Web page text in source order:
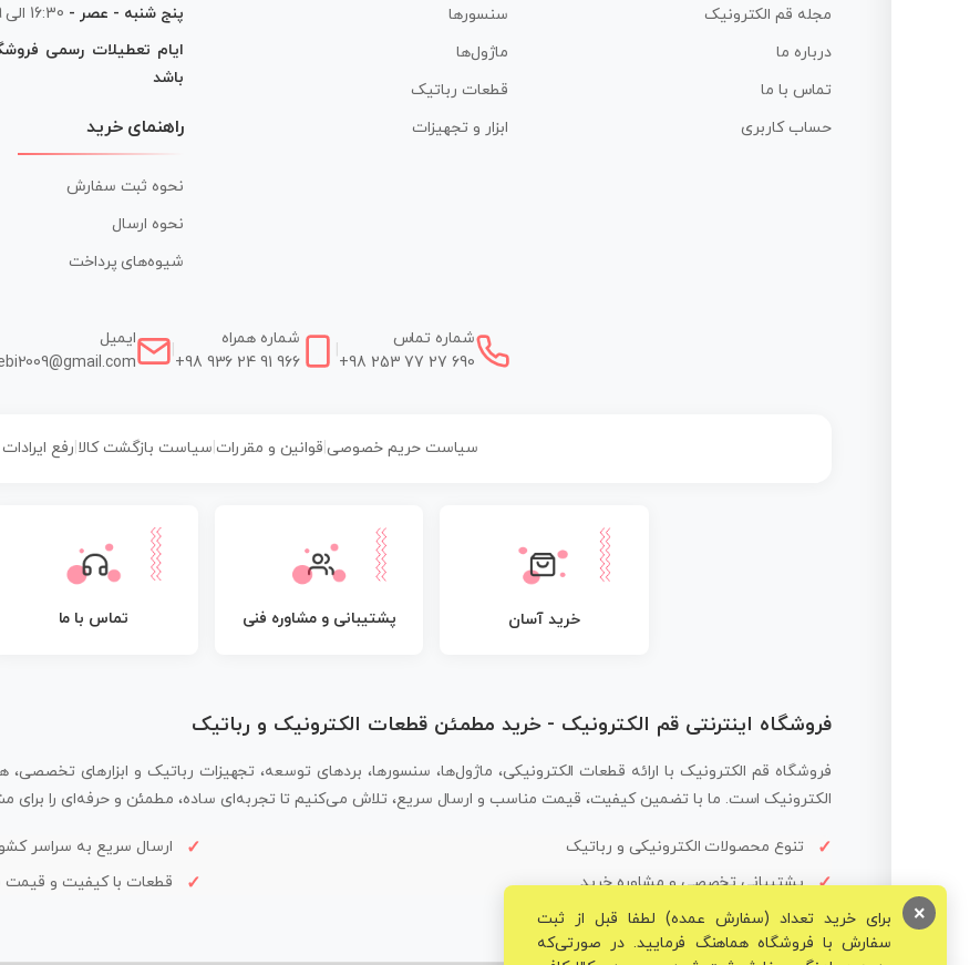
مجله قم الکترونیک
درباره ما
تماس با ما
حساب کاربری
سنسورها
ماژول‌ها
قطعات رباتیک
ابزار و تجهیزات
پنج شنبه - عصر - 16:30 الی 19
ایام تعطیلات رسمی
باشد
راهنمای خرید
نحوه ثبت سفارش
نحوه ارسال
شیوه‌های پرداخت
شماره تماس
+98 253 77 27 690
شماره همراه
+98 936 24 91 966
ایمیل
سیاست حریم خصوصی| قوانین و مقررات سیاست بازگشت کالا رفع
خرید آسان پشتیبانی و مشاوره فنی تماس با ما
فروشگاه اینترنتی قم الکترونیک - خرید مطمئن قطعات الکترونیک و رباتیک
فروشگاه قم الکترونیک با ارائه قطعات الکترونیکی، ماژول‌ها، سنسورها، بردهای توسعه، تجهیزات رباتیک و ابزارهای
الکترونیک است. ما با تضمین کیفیت، قیمت مناسب و ارسال سریع، تلاش می‌کنیم تا تجربه‌ای ساده، مطمئن و حرفه‌ای را برای
تنوع محصولات الکترونیکی و رباتیک
ارسال سریع به سراسر
پشتیبانی تخصصی و مشاوره خرید
قطعات با کیفیت و
برای خرید تعداد (سفارش عمده) لطفا قبل از ثبت
سفارش با فروشگاه هماهنگ فرمایید. در صورتی‌که
×